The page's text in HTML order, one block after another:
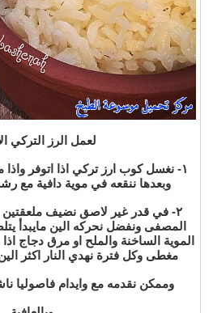
لعمل الرز التركي
١- نغسل كوب ارز تركي اذا اتوفر واذا
وبعدها ننقعه في موية دافية مع
٢- في قدر غير لاصق نضيف ملعقتين
المصفى ونفضل نحركه الين مايبدأ
الموية الساخنة والملح او مرق دجاج
مغطى وكل فترة نهدي النار اكثر
وممكن نقدمه مع وايدام فاصوليا